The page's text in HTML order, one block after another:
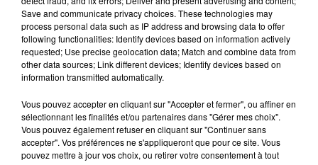
mercredi-24-janvier.mp3
Save and communicate privacy choices. These technologies may
process personal data such as IP address and browsing data to offer
following functionalities: Identify devices based on information actively
requested; Use precise geolocation data; Match and combine data from
other data sources; Link different devices; Identify devices based on
information transmitted automatically.
Vous pouvez accepter en cliquant sur "Accepter et fermer", ou affiner en
sélectionnant les finalités et/ou partenaires dans "Gérer mes choix".
Vous pouvez également refuser en cliquant sur "Continuer sans
accepter". Vos préférences ne s'appliqueront que pour ce site. Vous
pouvez mettre à jour vos choix, ou retirer votre consentement à tout